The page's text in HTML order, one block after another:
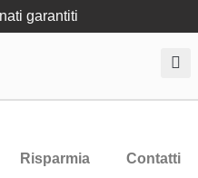
garantiti
Risparmia Contatti